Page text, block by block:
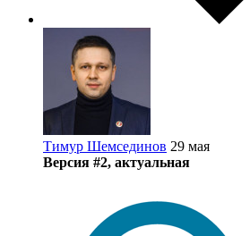
Тимур Шемсединов 29 мая
Версия #2, актуальная